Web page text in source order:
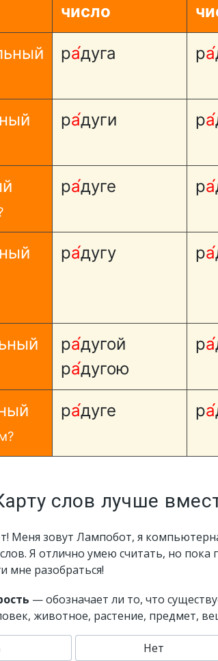
число
ра́дуга ра́
ра́дуги ра́
ра́дуге ра́
ра́дугу ра́
ра́дугой
ра́дугою
ра́
ра́дуге ра́
слов лучше
Меня зовут Лампобот, я
Я отлично умею считать, но
мне разобраться!
— обозначает ли то, что
животное, растение, предмет,
Нет